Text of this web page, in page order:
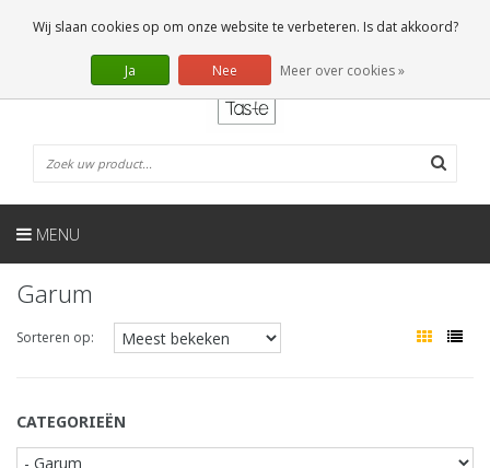
0 Artikelen
NL
MENU
Garum
Sorteren op:
CATEGORIEËN
Wij slaan cookies op om onze website te verbeteren. Is dat akkoord?
Ja Nee Meer over cookies »